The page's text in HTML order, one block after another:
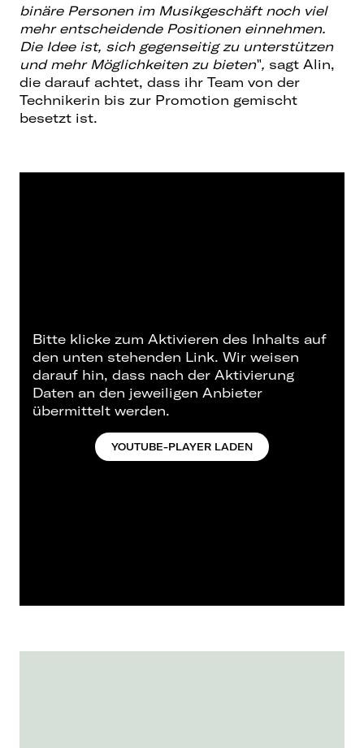
binäre Personen im Musikgeschäft noch viel
mehr entscheidende Positionen einnehmen.
Die Idee ist, sich gegenseitig zu unterstützen
und mehr Möglichkeiten zu bieten‟, sagt Alin,
die darauf achtet, dass ihr Team von der
Technikerin bis zur Promotion gemischt
besetzt ist.
Bitte klicke zum Aktivieren des Inhalts auf
den unten stehenden Link. Wir weisen
darauf hin, dass nach der Aktivierung
Daten an den jeweiligen Anbieter
übermittelt werden.
YOUTUBE-PLAYER LADEN